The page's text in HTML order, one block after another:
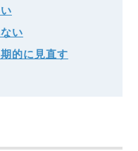
い
的に見直す